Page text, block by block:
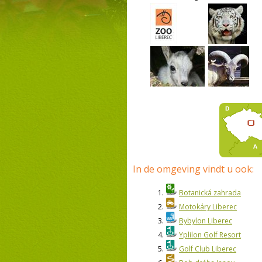
In de omgeving vindt u ook:
1.
Botanická zahrada
2.
Motokáry Liberec
3.
Bybylon Liberec
4.
Yplilon Golf Resort
5.
Golf Club Liberec